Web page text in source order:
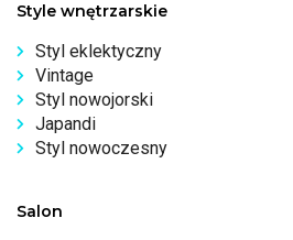
Style wnętrzarskie
Styl eklektyczny
Vintage
Styl nowojorski
Japandi
Styl nowoczesny
Salon